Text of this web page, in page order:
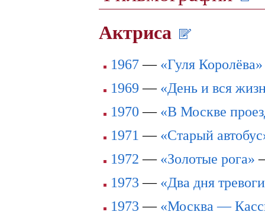
Актриса
1967— «Гуля Королёва»
1969 — «День и вся
1970 — «В Москве
1971 — «Старый
1972 — «Золотые рога»
1973 — «Два дня
1973 — «Москва —